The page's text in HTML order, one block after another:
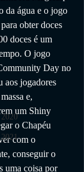
da água e o jogo
obter doces
doces é um
O jogo
Day no
aos jogadores
e,
um Shiny
o Chapéu
com o
conseguir o
uma coisa por